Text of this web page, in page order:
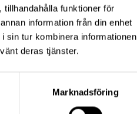
tillhandahålla funktioner för
information från din enhet
sin tur kombinera informationen
deras tjänster.
Marknadsföring